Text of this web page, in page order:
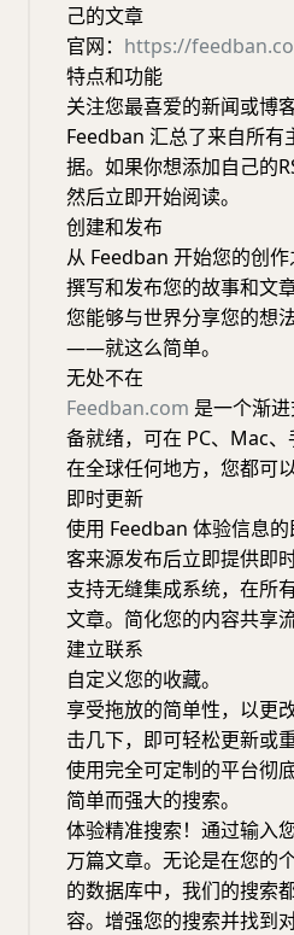
己的文章
官网： https://
特点和功能
关注您最喜爱的新闻或博客
Feedban 汇总了来自所有
据。如果你想添加自己的
然后立即开始阅读。
创建和发布
从 Feedban 开始您的创作
撰写和发布您的故事和文
您能够与世界分享您的想
——就这么简单。
无处不在
Feedban.com 是一个渐
备就绪，可在 PC、Mac、
在全球任何地方，您都可
即时更新
使用 Feedban 体验信息
客来源发布后立即提供即时
支持无缝集成系统，在所
文章。简化您的内容共享
建立联系
自定义您的收藏。
享受拖放的简单性，以更
击几下，即可轻松更新或
使用完全可定制的平台彻
简单而强大的搜索。
体验精准搜索！通过输入
万篇文章。无论是在您的
的数据库中，我们的搜索
容。增强您的搜索并找到